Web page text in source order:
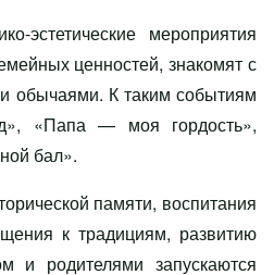
эстетические мероприятия
ценностей, знакомят с
обычаями. К таким событиям
«Папа — моя гордость»,
бал».
памяти, воспитания
к традициям, развитию
и родителями запускаются